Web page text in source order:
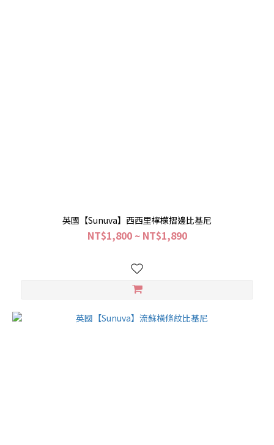
英國【Sunuva】西西里檸檬摺邊比基尼
NT$1,800 ~ NT$1,890